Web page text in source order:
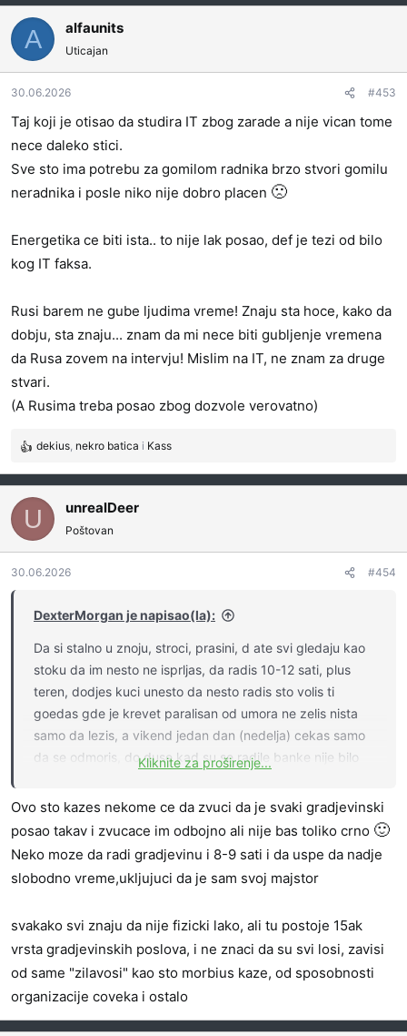
a
g
v
a
n
a
:
A alfaunits
Uticajan
30.06.2026 #453
Taj koji je otisao da studira IT zbog zarade a nije vican tome
nece daleko stici.
Sve sto ima potrebu za gomilom radnika brzo stvori gomilu
neradnika i posle niko nije dobro placen 🙁
Energetika ce biti ista.. to nije lak posao, def je tezi od bilo
kog IT faksa.
Rusi barem ne gube ljudima vreme! Znaju sta hoce, kako da
dobju, sta znaju... znam da mi nece biti gubljenje vremena
da Rusa zovem na intervju! Mislim na IT, ne znam za druge
stvari.
(A Rusima treba posao zbog dozvole verovatno)
R
e
a
g
v
a
n
dekius, nekro batica i Kass
U unrealDeer
Poštovan
30.06.2026 #454
DexterMorgan je napisao(la):
Da si stalno u znoju, stroci, prasini, d ate svi gledaju kao
stoku da im nesto ne isprljas, da radis 10-12 sati, plus
teren, dodjes kuci unesto da nesto radis sto volis ti
goedas gde je krevet paralisan od umora ne zelis nista
samo da lezis, a vikend jedan dan (nedelja) cekas samo
da se odmoris, do duse kad su se radile banke nije bilo
ako zakasni. 🙂
Kliknite za proširenje...
Ovo sto kazes nekome ce da zvuci da je svaki gradjevinski
posao takav i zvucace im odbojno ali nije bas toliko crno 🙂
Neko moze da radi gradjevinu i 8-9 sati i da uspe da nadje
slobodno vreme,ukljujuci da je sam svoj majstor
svakako svi znaju da nije fizicki lako, ali tu postoje 15ak
vrsta gradjevinskih poslova, i ne znaci da su svi losi, zavisi
od same "zilavosi" kao sto morbius kaze, od sposobnosti
organizacije coveka i ostalo